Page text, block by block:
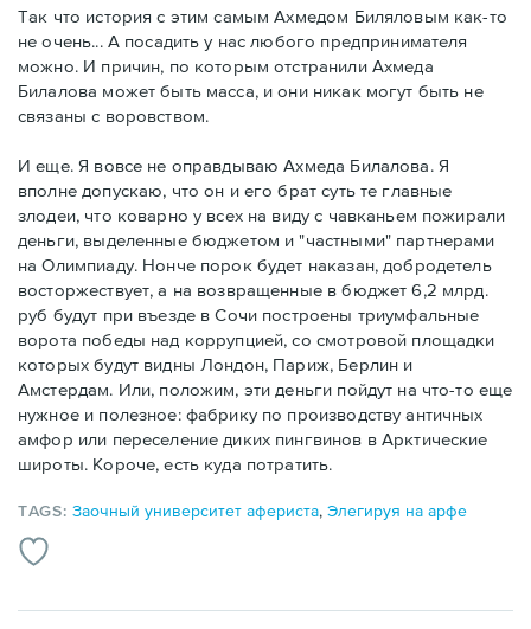
Так что история с этим самым Ахмедом Биляловым как-то
не очень... А посадить у нас любого предпринимателя
можно. И причин, по которым отстранили Ахмеда
Билалова может быть масса, и они никак могут быть не
связаны с воровством.
И еще. Я вовсе не оправдываю Ахмеда Билалова. Я
вполне допускаю, что он и его брат суть те главные
злодеи, что коварно у всех на виду с чавканьем пожирали
деньги, выделенные бюджетом и "частными" партнерами
на Олимпиаду. Нонче порок будет наказан, добродетель
восторжествует, а на возвращенные в бюджет 6,2 млрд.
руб будут при въезде в Сочи построены триумфальные
ворота победы над коррупцией, со смотровой площадки
которых будут видны Лондон, Париж, Берлин и
Амстердам. Или, положим, эти деньги пойдут на что-то еще
нужное и полезное: фабрику по производству античных
амфор или переселение диких пингвинов в Арктические
широты. Короче, есть куда потратить.
TAGS:Заочный университет афериста,Элегируя на арфе